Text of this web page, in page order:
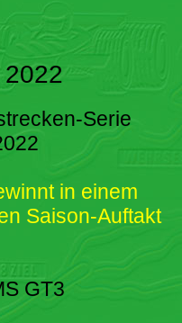
Serie
in einem
Saison-Auftakt
GT3